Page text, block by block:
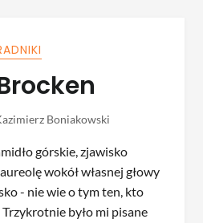
Boniakowski
górskie, zjawisko
wokół własnej głowy
- nie wie o tym ten, kto
było mi pisane